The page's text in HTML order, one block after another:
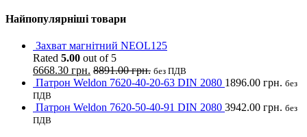
Найпопулярніші товари
Захват магнітний NEOL125
Rated 5.00 out of 5
6668.30 грн. 8891.00грн. без ПДВ
Патрон Weldon 7620-40-20-63 DIN 2080 1896.00 грн. без
ПДВ
Патрон Weldon 7620-50-40-91 DIN 2080 3942.00 грн. без
ПДВ